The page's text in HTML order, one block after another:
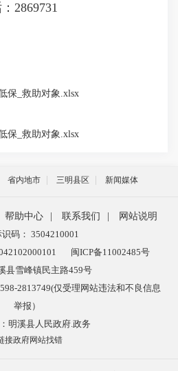
2869731
保_救助对象.xlsx
保_救助对象.xlsx
省内地市 三明县区 新闻媒体
帮助中心 联系我们
网站说明
识码： 3504210001
闽ICP备11002485号
县雪峰镇民主路459号
2813749(仅受理网站违法和不良信息
举报）
明溪县人民政府.政务